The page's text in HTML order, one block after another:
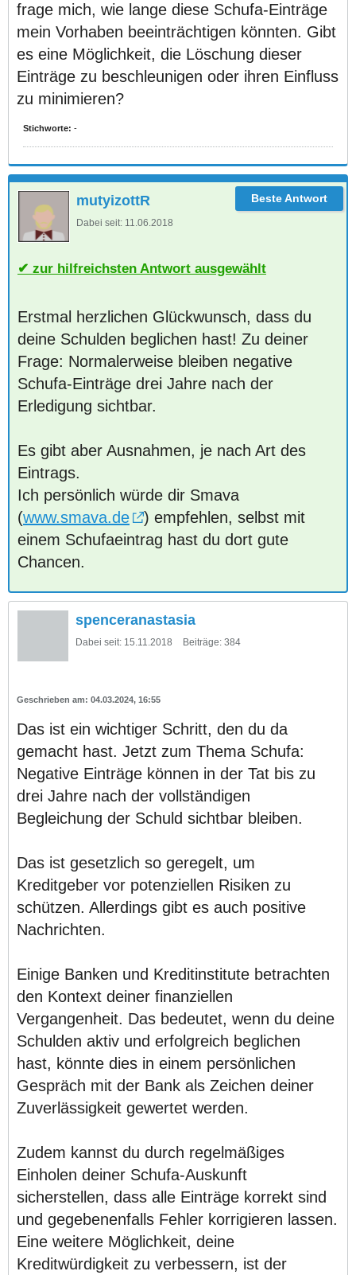
frage mich, wie lange diese Schufa-Einträge
mein Vorhaben beeinträchtigen könnten. Gibt
es eine Möglichkeit, die Löschung dieser
Einträge zu beschleunigen oder ihren Einfluss
zu minimieren?
Stichworte: -
mutyizottR
Dabei seit: 11.06.2018
zur hilfreichsten Antwort ausgewählt
Erstmal herzlichen Glückwunsch, dass du
deine Schulden beglichen hast! Zu deiner
Frage: Normalerweise bleiben negative
Schufa-Einträge drei Jahre nach der
Erledigung sichtbar.
Es gibt aber Ausnahmen, je nach Art des
Eintrags.
Ich persönlich würde dir Smava
(www.smava.de
) empfehlen, selbst mit
einem Schufaeintrag hast du dort gute
Chancen.
spenceranastasia
Dabei seit: 15.11.2018 Beiträge: 384
04.03.2024, 16:55
Das ist ein wichtiger Schritt, den du da
gemacht hast. Jetzt zum Thema Schufa:
Negative Einträge können in der Tat bis zu
drei Jahre nach der vollständigen
Begleichung der Schuld sichtbar bleiben.
Das ist gesetzlich so geregelt, um
Kreditgeber vor potenziellen Risiken zu
schützen. Allerdings gibt es auch positive
Nachrichten.
Einige Banken und Kreditinstitute betrachten
den Kontext deiner finanziellen
Vergangenheit. Das bedeutet, wenn du deine
Schulden aktiv und erfolgreich beglichen
hast, könnte dies in einem persönlichen
Gespräch mit der Bank als Zeichen deiner
Zuverlässigkeit gewertet werden.
Zudem kannst du durch regelmäßiges
Einholen deiner Schufa-Auskunft
sicherstellen, dass alle Einträge korrekt sind
und gegebenenfalls Fehler korrigieren lassen.
Eine weitere Möglichkeit, deine
Kreditwürdigkeit zu verbessern, ist der